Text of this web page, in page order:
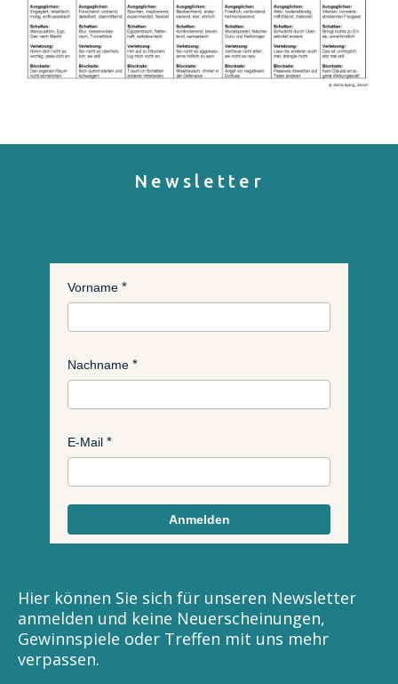
Newsletter
Vorname
Nachname
E-Mail
Anmelden
Hier können Sie sich für unseren Newsletter
anmelden und keine Neuerscheinungen,
Gewinnspiele oder Treffen mit uns mehr
verpassen.